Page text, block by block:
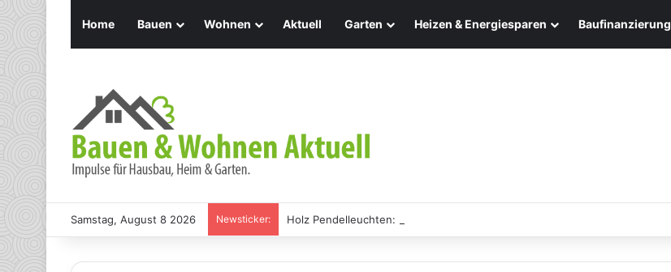
Home Bauen Wohnen Aktuell Garten Heizen & Energiesparen Baufinanzierung
Samstag, August 8 2026 Newsticker: Holz Pendelleuchten: Eleganz und Nachhaltigkeit für Ihr Zuhause